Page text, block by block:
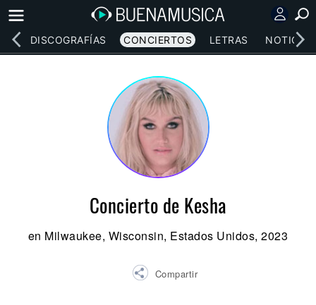
DISCOGRAFÍAS CONCIERTOS LETRAS NOTICIAS
Concierto de Kesha
en Milwaukee, Wisconsin, Estados Unidos, 2023
Compartir